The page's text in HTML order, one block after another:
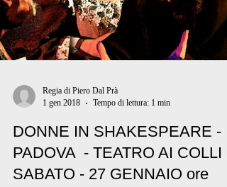
Regia di Piero Dal Prà